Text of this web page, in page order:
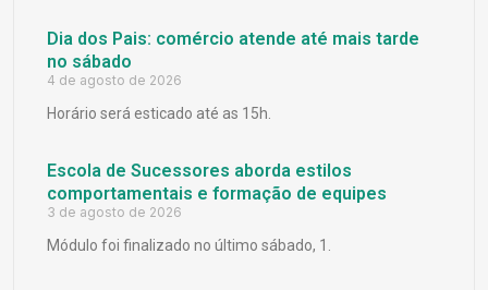
Dia dos Pais: comércio atende até mais tarde
no sábado
4 de agosto de 2026
Horário será esticado até as 15h.
Escola de Sucessores aborda estilos
comportamentais e formação de equipes
3 de agosto de 2026
Módulo foi finalizado no último sábado, 1.